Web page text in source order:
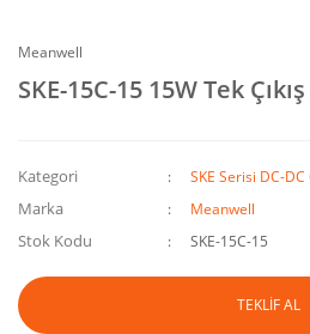
Meanwell
SKE-15C-15 15W Tek
Kategori SKE Serisi DC-
Marka Meanwell
Stok Kodu SKE-15C-15
TEKLİF AL